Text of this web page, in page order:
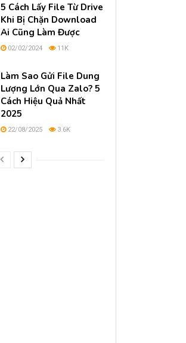
5 Cách Lấy File Từ Drive
Khi Bị Chặn Download
Ai Cũng Làm Được
02/02/2024 11K
Làm Sao Gửi File Dung
Lượng Lớn Qua Zalo? 5
Cách Hiệu Quả Nhất
2025
22/08/2025 3.6K